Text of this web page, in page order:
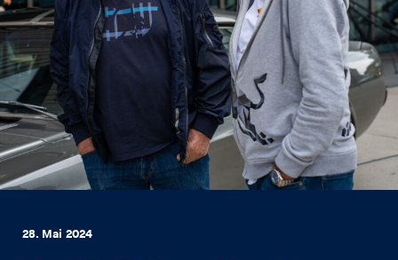
Events
Alle anzeigen
28. Mai 2024